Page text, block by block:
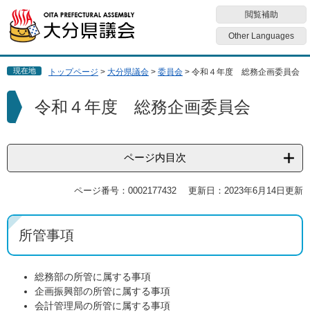
ジ
先
で
。
ュ
を
ば
て
閲覧補助
Other Languages
現在地 トップページ > 大分県議会 > 委員会 > 令和４年度 総務企画委員会
本
令和４年度 総務企画委員会
ページ内目次
ページ番号：0002177432 更新日：2023年6月14日更新
所管事項
総務部の所管に属する事項
企画振興部の所管に属する事項
会計管理局の所管に属する事項